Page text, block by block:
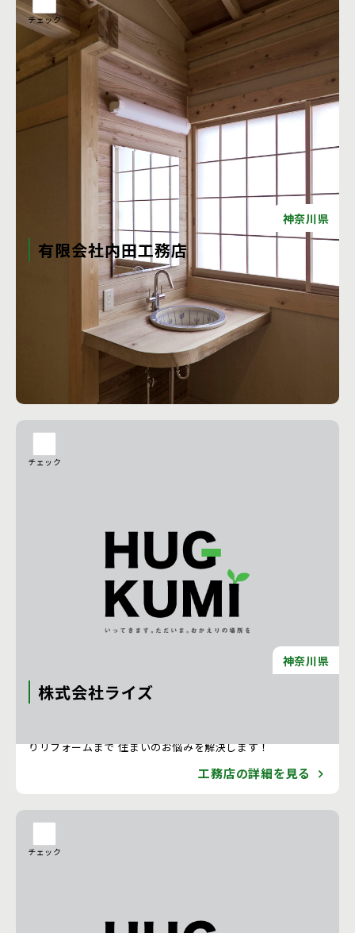
チェック
神奈川県
有限会社内田工務店
内田工務店は、神奈川県伊勢原市に拠点を置く宮大工集団で
民家の新築・改修及び国宝・重要文化財等の文化財修復、そ
の他、 伝統建築の技を用いた高級和風住宅の施工を行ってい
は、確かな技術力の神奈川県の内田工務店にお任せくださ
チェック
神奈川県
株式会社ライズ
りリフォームまで 住まいのお悩みを解決します！
工務店の詳細を見る
チェック